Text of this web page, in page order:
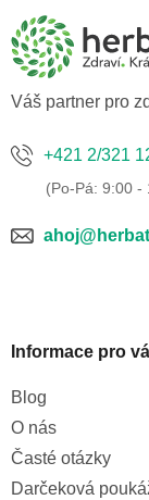
a
Váš partner pro
+421 2/321
Informace pro
Blog
O nás
Časté otázky
Darčeková